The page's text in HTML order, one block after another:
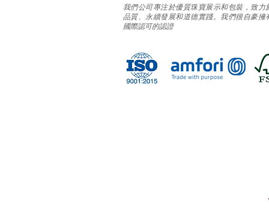
我們公司專注於優質珠寶展示和包裝，致力
品質、永續發展和道德實踐。我們很自豪擁
國際認可的認證